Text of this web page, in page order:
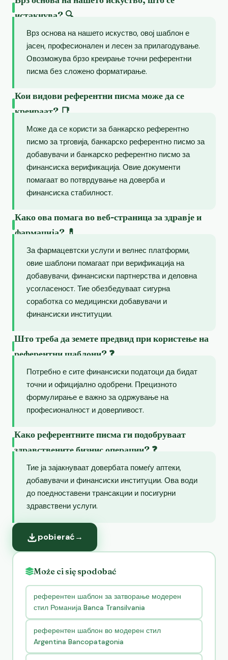
истакнува? 🔍
Врз основа на нашето искуство, овој шаблон е
јасен, професионален и лесен за прилагодување.
Овозможува брзо креирање точни референтни
писма без сложено форматирање.
Кои видови референтни писма може да се
креираат? 📑
Може да се користи за банкарско референтно
писмо за трговија, банкарско референтно писмо за
добавувачи и банкарско референтно писмо за
финансиска верификација. Овие документи
помагаат во потврдување на доверба и
финансиска стабилност.
Како ова помага во веб-страница за здравје и
фармација? 💊
За фармацевтски услуги и велнес платформи,
овие шаблони помагаат при верификација на
добавувачи, финансиски партнерства и деловна
усогласеност. Тие обезбедуваат сигурна
соработка со медицински добавувачи и
финансиски институции.
Што треба да земете предвид при користење на
референтни шаблони? ❓
Потребно е сите финансиски податоци да бидат
точни и официјално одобрени. Прецизното
формулирање е важно за одржување на
професионалност и доверливост.
Како референтните писма ги подобруваат
здравствените бизнис операции? ❓
Тие ја зајакнуваат довербата помеѓу аптеки,
добавувачи и финансиски институции. Ова води
до поедноставени трансакции и посигурни
здравствени услуги.
pobierać→
Może ci się spodobać
референтен шаблон за затворање модерен
стил Романија Banca Transilvania
референтен шаблон во модерен стил
Argentina Bancopatagonia